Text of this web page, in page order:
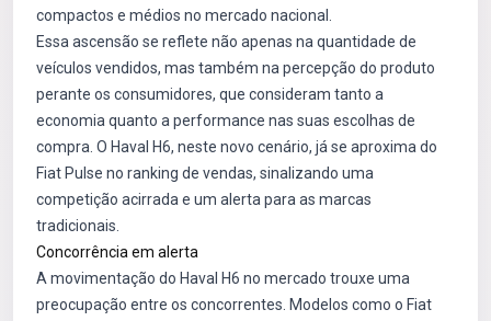
compactos e médios no mercado nacional.
Essa ascensão se reflete não apenas na quantidade de
veículos vendidos, mas também na percepção do produto
perante os consumidores, que consideram tanto a
economia quanto a performance nas suas escolhas de
compra. O Haval H6, neste novo cenário, já se aproxima do
Fiat Pulse no ranking de vendas, sinalizando uma
competição acirrada e um alerta para as marcas
tradicionais.
Concorrência em alerta
A movimentação do Haval H6 no mercado trouxe uma
preocupação entre os concorrentes. Modelos como o Fiat